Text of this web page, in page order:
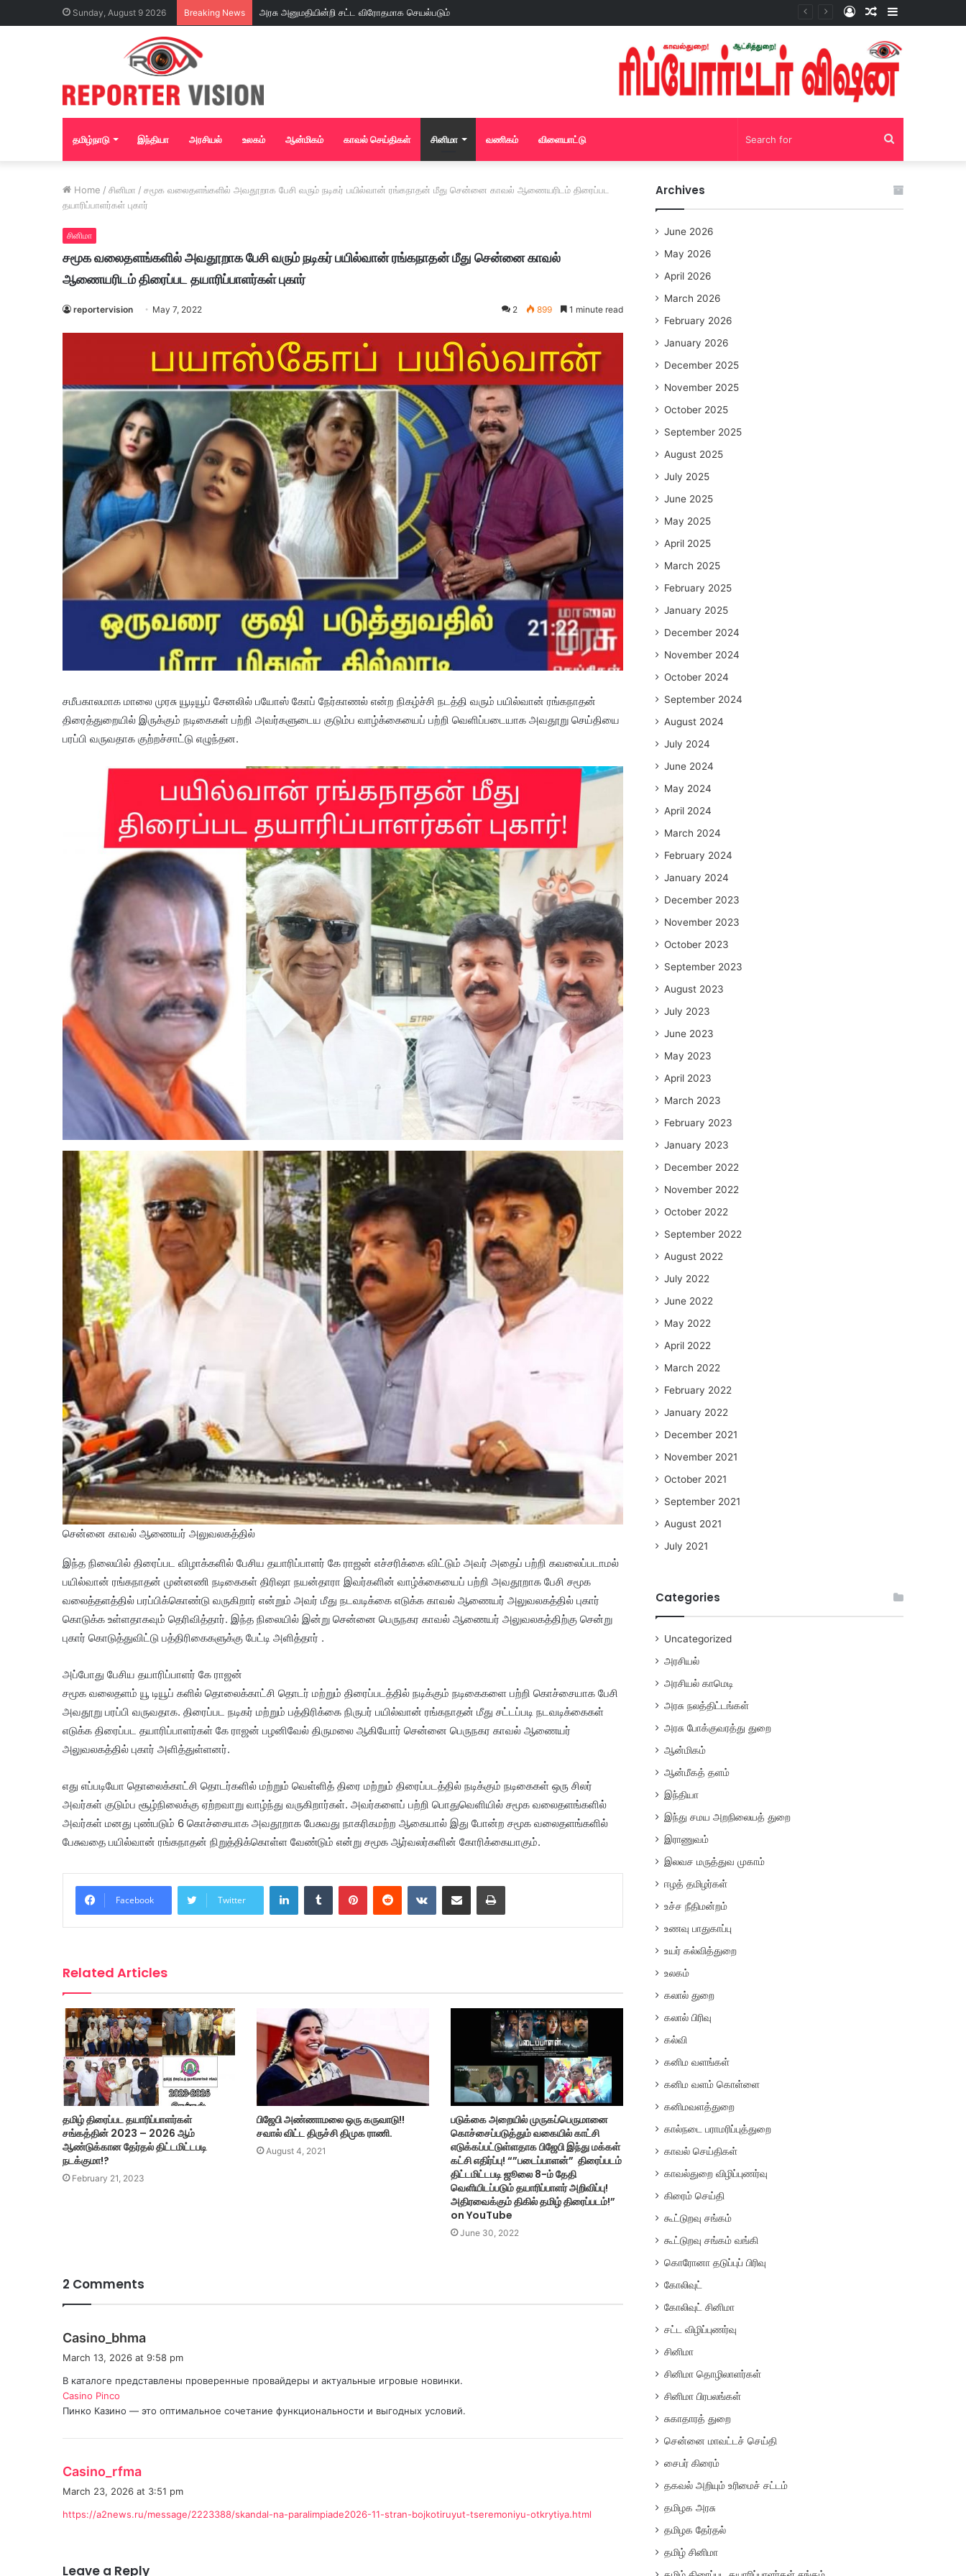
Sunday, August 9 2026 Breaking News Sidebar
Random
Log
தமிழ்நாடு இந்தியா அரசியல் உலகம் ஆன்மிகம் காவல் செய்திகள் சினிமா வணிகம் விளையாட்டு Search
Home / சினிமா / சமூக வலைதளங்களில் அவதூறாக பேசி வரும் நடிகர் பயில்வான் ரங்கநாதன் மீது சென்னை காவல் ஆணையரிடம் திரைப்பட
தயாரிப்பாளர்கள் புகார்
சினிமா
சமூக வலைதளங்களில் அவதூறாக பேசி வரும் நடிகர் பயில்வான் ரங்கநாதன் மீது சென்னை காவல்
ஆணையரிடம் திரைப்பட தயாரிப்பாளர்கள் புகார்
reportervision May 7, 2022 2 899 1 minute read
சமீபகாலமாக மாலை முரசு யூடியூப் சேனலில் பயோஸ் கோப் நேர்காணல் என்ற நிகழ்ச்சி நடத்தி வரும் பயில்வான் ரங்கநாதன்
திரைத்துறையில் இருக்கும் நடிகைகள் பற்றி அவர்களுடைய குடும்ப வாழ்க்கையைப் பற்றி வெளிப்படையாக அவதூறு செய்தியை
பரப்பி வருவதாக குற்றச்சாட்டு எழுந்தன.
சென்னை காவல் ஆணையர் அலுவலகத்தில்
இந்த நிலையில் திரைப்பட விழாக்களில் பேசிய தயாரிப்பாளர் கே ராஜன் எச்சரிக்கை விட்டும் அவர் அதைப் பற்றி கவலைப்படாமல்
பயில்வான் ரங்கநாதன் முன்னணி நடிகைகள் திரிஷா நயன்தாரா இவர்களின் வாழ்க்கையைப் பற்றி அவதூறாக பேசி சமூக
வலைத்தளத்தில் பரப்பிக்கொண்டு வருகிறார் என்றும் அவர் மீது நடவடிக்கை எடுக்க காவல் ஆணையர் அலுவலகத்தில் புகார்
கொடுக்க உள்ளதாகவும் தெரிவித்தார். இந்த நிலையில் இன்று சென்னை பெருநகர காவல் ஆணையர் அலுவலகத்திற்கு சென்று
புகார் கொடுத்துவிட்டு பத்திரிகைகளுக்கு பேட்டி அளித்தார் .
அப்போது பேசிய தயாரிப்பாளர் கே ராஜன்
சமூக வலைதளம் யூ டியூப் களில் தொலைக்காட்சி தொடர் மற்றும் திரைப்படத்தில் நடிக்கும் நடிகைகளை பற்றி கொச்சையாக பேசி
அவதூறு பரப்பி வருவதாக. திரைப்பட நடிகர் மற்றும் பத்திரிக்கை நிருபர் பயில்வான் ரங்கநாதன் மீது சட்டப்படி நடவடிக்கைகள்
எடுக்க திரைப்பட தயாரிப்பாளர்கள் கே ராஜன் பழனிவேல் திருமலை ஆகியோர் சென்னை பெருநகர காவல் ஆணையர்
அலுவலகத்தில் புகார் அளித்துள்ளனர்.
எது எப்படியோ தொலைக்காட்சி தொடர்களில் மற்றும் வெள்ளித் திரை மற்றும் திரைப்படத்தில் நடிக்கும் நடிகைகள் ஒரு சிலர்
அவர்கள் குடும்ப சூழ்நிலைக்கு ஏற்றவாறு வாழ்ந்து வருகிறார்கள். அவர்களைப் பற்றி பொதுவெளியில் சமூக வலைதளங்களில்
அவர்கள் மனது புண்படும் 6 கொச்சையாக அவதூறாக பேசுவது நாகரிகமற்ற ஆகையால் இது போன்ற சமூக வலைதளங்களில்
பேசுவதை பயில்வான் ரங்கநாதன் நிறுத்திக்கொள்ள வேண்டும் என்று சமூக ஆர்வலர்களின் கோரிக்கையாகும்.
Facebook Twitter
LinkedInTumblr PinterestReddit VKontakteShare via Email Print
Related Articles
தமிழ் திரைப்பட தயாரிப்பாளர்கள்
சங்கத்தின் 2023 – 2026 ஆம்
ஆண்டுக்கான தேர்தல் திட்டமிட்டபடி
நடக்குமா!?
February 21, 2023
பிஜேபி அண்ணாமலை ஒரு கருவாடு!!
சவால் விட்ட திருச்சி திமுக ராணி.
August 4, 2021
படுக்கை அறையில் முருகப்பெருமானை
கொச்சைப்படுத்தும் வகையில் காட்சி
எடுக்கப்பட்டுள்ளதாக பிஜேபி இந்து மக்கள்
கட்சி எதிர்ப்பு! “”படைப்பாளன்” திரைப்படம்
திட்டமிட்டபடி ஜூலை 8-ம் தேதி
வெளியிடப்படும் தயாரிப்பாளர் அறிவிப்பு!
அதிரவைக்கும் திகில் தமிழ் திரைப்படம்!”
on YouTube
June 30, 2022
2 Comments
Casino_bhma
s
March 13, 2026 at 9:58 pm
В каталоге представлены проверенные провайдеры и актуальные игровые новинки.
Casino Pinco
Пинко Казино — это оптимальное сочетание функциональности и выгодных условий.
Casino_rfma
s
March 23, 2026 at 3:51 pm
https://a2news.ru/message/2223388/skandal-na-paralimpiade2026-11-stran-bojkotiruyut-tseremoniyu-otkrytiya.html
Leave a Reply
Archives
June 2026
May 2026
April 2026
March 2026
February 2026
January 2026
December 2025
November 2025
October 2025
September 2025
August 2025
July 2025
June 2025
May 2025
April 2025
March 2025
February 2025
January 2025
December 2024
November 2024
October 2024
September 2024
August 2024
July 2024
June 2024
May 2024
April 2024
March 2024
February 2024
January 2024
December 2023
November 2023
October 2023
September 2023
August 2023
July 2023
June 2023
May 2023
April 2023
March 2023
February 2023
January 2023
December 2022
November 2022
October 2022
September 2022
August 2022
July 2022
June 2022
May 2022
April 2022
March 2022
February 2022
January 2022
December 2021
November 2021
October 2021
September 2021
August 2021
July 2021
Categories
Uncategorized
அரசியல்
அரசியல் காமெடி
அரசு நலத்திட்டங்கள்
அரசு போக்குவரத்து துறை
ஆன்மிகம்
ஆன்மீகத் தளம்
இந்தியா
இந்து சமய அறநிலையத் துறை
இராணுவம்
இலவச மருத்துவ முகாம்
ஈழத் தமிழர்கள்
உச்ச நீதிமன்றம்
உணவு பாதுகாப்பு
உயர் கல்வித்துறை
உலகம்
கலால் துறை
கலால் பிரிவு
கல்வி
கனிம வளங்கள்
கனிம வளம் கொள்ளை
கனிமவளத்துறை
கால்நடை பராமரிப்புத்துறை
காவல் செய்திகள்
காவல்துறை விழிப்புணர்வு
கிரைம் செய்தி
கூட்டுறவு சங்கம்
கூட்டுறவு சங்கம் வங்கி
கொரோனா தடுப்புப் பிரிவு
கோலிவுட்
கோலிவுட் சினிமா
சட்ட விழிப்புணர்வு
சினிமா
சினிமா தொழிலாளர்கள்
சினிமா பிரபலங்கள்
சுகாதாரத் துறை
சென்னை மாவட்டச் செய்தி
சைபர் கிரைம்
தகவல் அறியும் உரிமைச் சட்டம்
தமிழக அரசு
தமிழக தேர்தல்
தமிழ் சினிமா